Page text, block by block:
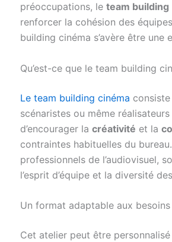
préoccupations, le team building
renforcer la cohésion des
building cinéma s’avère être une
Qu’est-ce que le team building
Le team building cinéma
scénaristes ou même
d’encourager la créativité et la
contraintes habituelles du
professionnels de l’audiovisuel,
l’esprit d’équipe et la diversité
Un format adaptable aux
Cet atelier peut être